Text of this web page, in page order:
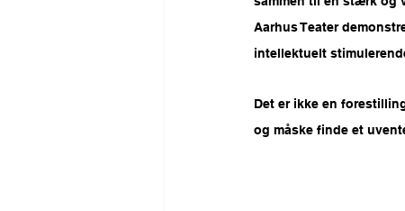
Aarhus Teater
intellektuelt
Det er ikke en
og måske finde et